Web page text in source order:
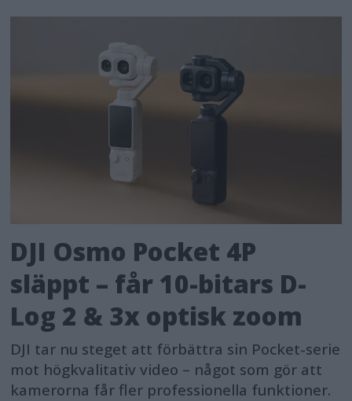
DJI Osmo Pocket 4P
släppt – får 10-bitars D-
Log 2 & 3x optisk zoom
DJI tar nu steget att förbättra sin Pocket-serie
mot högkvalitativ video – något som gör att
kamerorna får fler professionella funktioner.